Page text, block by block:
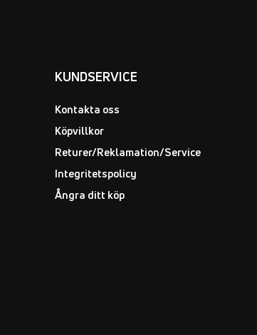
KUNDSERVICE
Kontakta oss
Köpvillkor
Returer/Reklamation/Service
Integritetspolicy
Ångra ditt köp